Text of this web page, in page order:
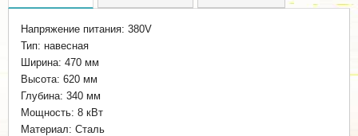
Напряжение питания: 380V
Тип: навесная
Ширина: 470 мм
Высота: 620 мм
Глубина: 340 мм
Мощность: 8 кВт
Материал: Сталь